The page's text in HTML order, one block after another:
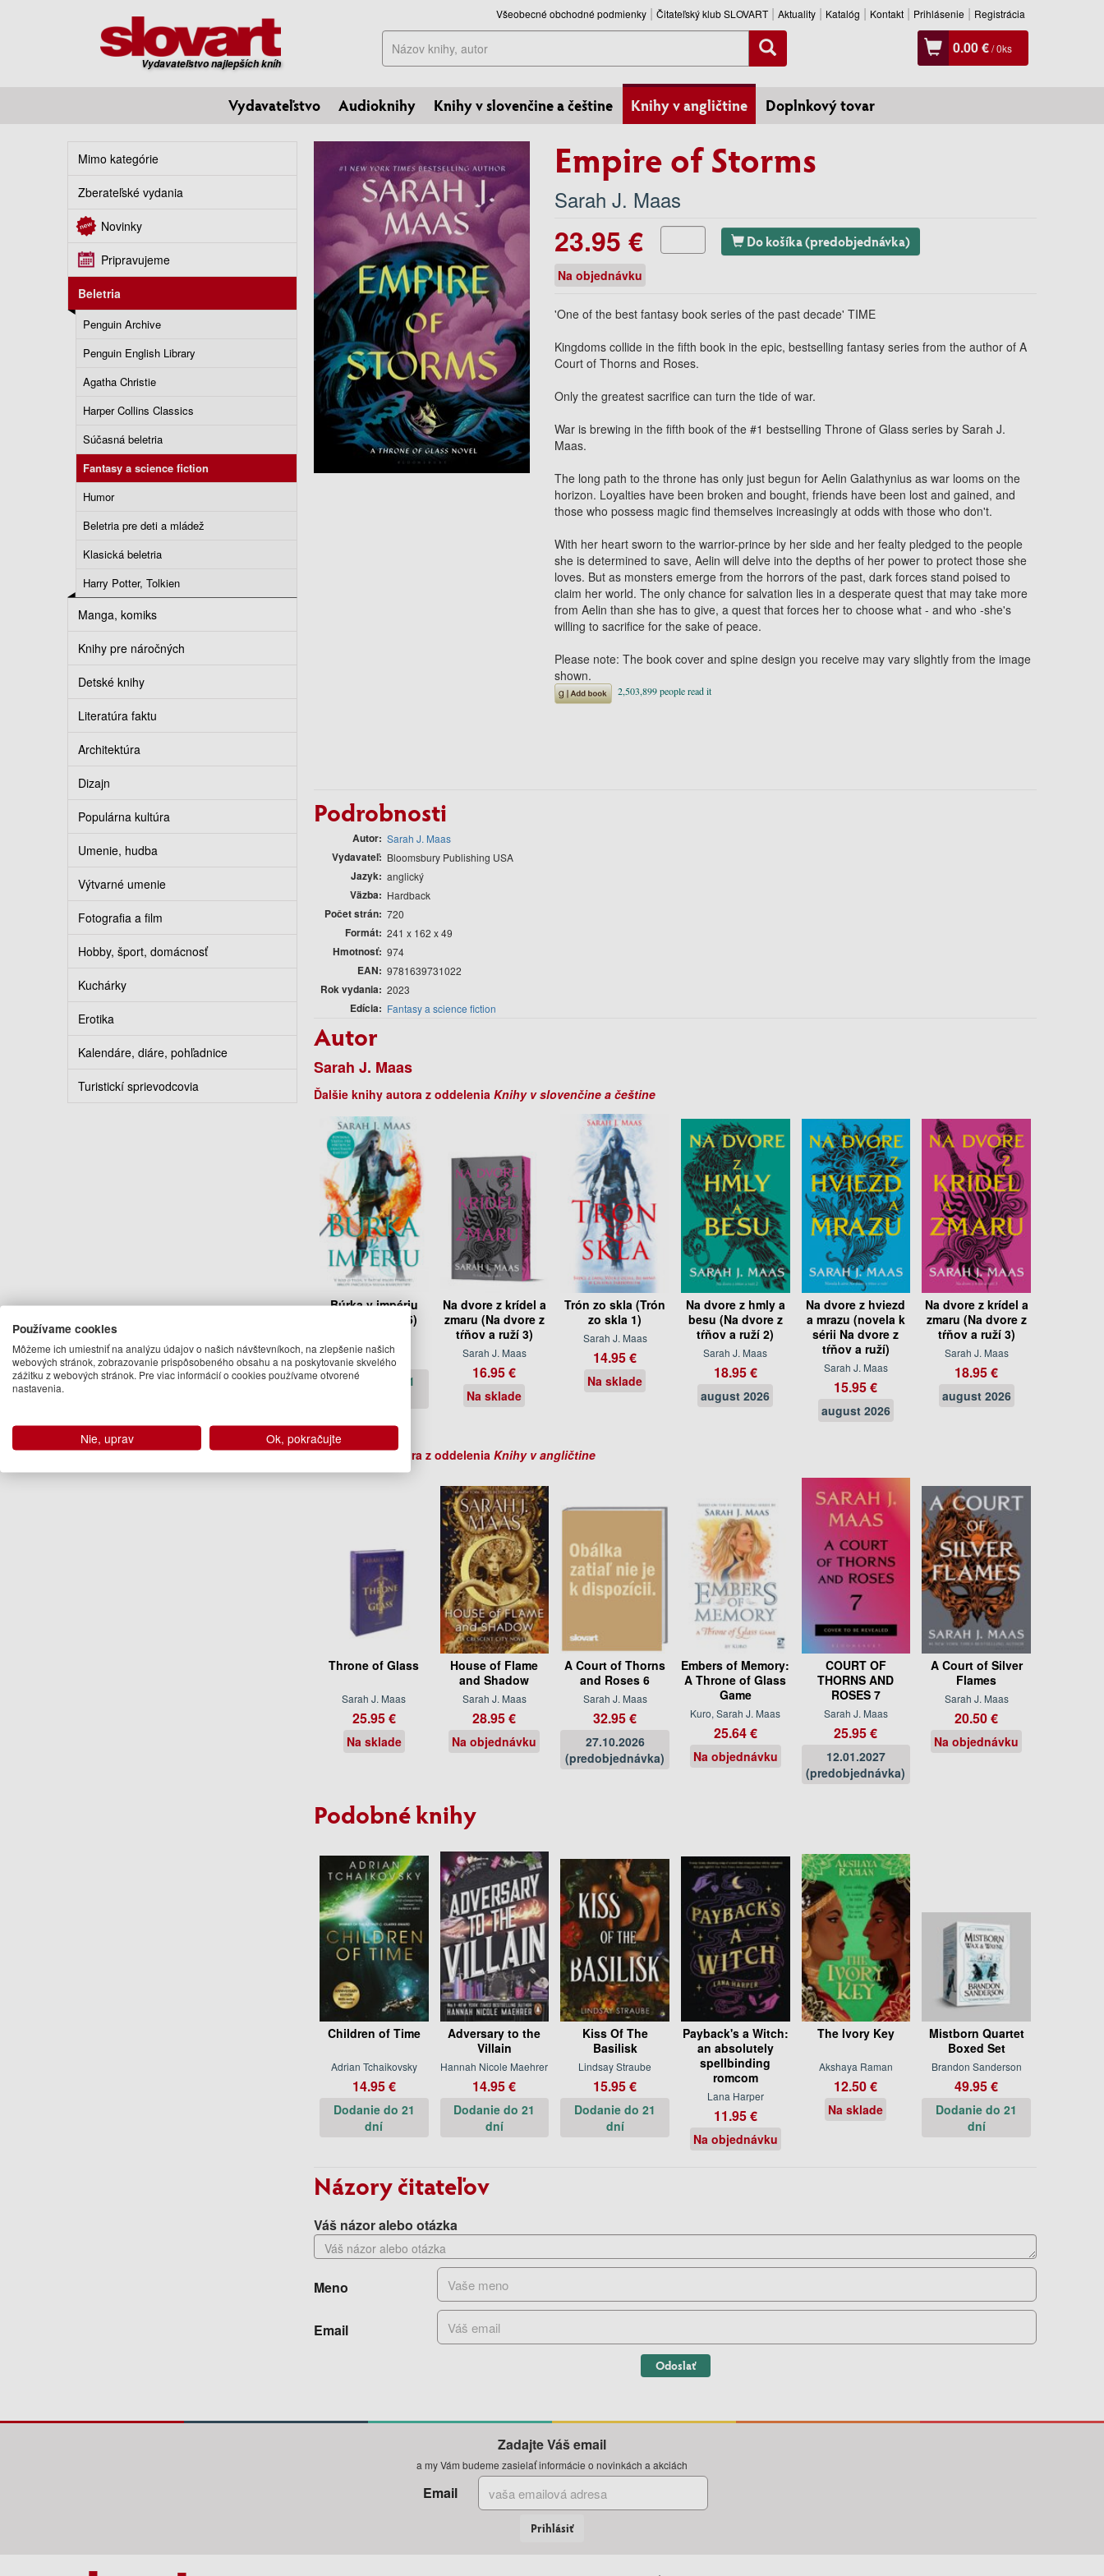
Vydavateľstvo najlepších kníh
Všeobecné obchodné podmienky Čitateľský klub SLOVART Aktuality Katalóg Kontakt Prihlásenie Registrácia
Hľadať 0.00 €/0ks
Vydavateľstvo Audioknihy Knihy v slovenčine a češtine Knihy v angličtine Doplnkový tovar
Mimo kategórie
Zberateľské vydania
Novinky
Pripravujeme
Beletria
Penguin Archive
Penguin English Library
Agatha Christie
Harper Collins Classics
Súčasná beletria
Fantasy a science fiction
Humor
Beletria pre deti a mládež
Klasická beletria
Harry Potter, Tolkien
Manga, komiks
Knihy pre náročných
Detské knihy
Literatúra faktu
Architektúra
Dizajn
Populárna kultúra
Umenie, hudba
Výtvarné umenie
Fotografia a film
Hobby, šport, domácnosť
Kuchárky
Erotika
Kalendáre, diáre, pohľadnice
Turistickí sprievodcovia
Empire of Storms
Sarah J. Maas
23.95 € Do košíka (predobjednávka)
Na objednávku
'One of the best fantasy book series of the past decade' TIME
Kingdoms collide in the fifth book in the epic, bestselling fantasy series from the author of A
Court of Thorns and Roses.
Only the greatest sacrifice can turn the tide of war.
War is brewing in the fifth book of the #1 bestselling Throne of Glass series by Sarah J.
Maas.
The long path to the throne has only just begun for Aelin Galathynius as war looms on the
horizon. Loyalties have been broken and bought, friends have been lost and gained, and
those who possess magic find themselves increasingly at odds with those who don't.
With her heart sworn to the warrior-prince by her side and her fealty pledged to the people
she is determined to save, Aelin will delve into the depths of her power to protect those she
loves. But as monsters emerge from the horrors of the past, dark forces stand poised to
claim her world. The only chance for salvation lies in a desperate quest that may take more
from Aelin than she has to give, a quest that forces her to choose what - and who -she's
willing to sacrifice for the sake of peace.
Please note: The book cover and spine design you receive may vary slightly from the image
shown.
Podrobnosti
Autor Sarah J. Maas
Vydavateľ Bloomsbury Publishing USA
Jazyk anglický
Väzba Hardback
Počet strán 720
Formát 241 x 162 x 49
Hmotnosť 974
EAN 9781639731022
Rok vydania 2023
Edícia Fantasy a science fiction
Autor
Sarah J. Maas
Ďalšie knihy autora z oddelenia Knihy v slovenčine a češtine
Búrka v impériu
(Trón zo skla 5)
16.95 €
Dodanie do 21
Na dvore z krídel a
zmaru (Na dvore z
tŕňov a ruží 3)
Sarah J. Maas
16.95 €
Na sklade
Trón zo skla (Trón
zo skla 1)
Sarah J. Maas
14.95 €
Na sklade
Na dvore z hmly a
besu (Na dvore z
tŕňov a ruží 2)
Sarah J. Maas
18.95 €
august 2026
Na dvore z hviezd
a mrazu (novela k
sérii Na dvore z
tŕňov a ruží)
Sarah J. Maas
15.95 €
august 2026
Na dvore z krídel a
zmaru (Na dvore z
tŕňov a ruží 3)
Sarah J. Maas
18.95 €
august 2026
Ďalšie knihy autora z oddelenia Knihy v angličtine
Throne of Glass
Sarah J. Maas
25.95 €
Na sklade
House of Flame
and Shadow
Sarah J. Maas
28.95 €
Na objednávku
A Court of Thorns
and Roses 6
Sarah J. Maas
32.95 €
27.10.2026
(predobjednávka)
Embers of Memory:
A Throne of Glass
Game
Kuro, Sarah J. Maas
25.64 €
Na objednávku
COURT OF
THORNS AND
ROSES 7
Sarah J. Maas
25.95 €
12.01.2027
(predobjednávka)
A Court of Silver
Flames
Sarah J. Maas
20.50 €
Na objednávku
Podobné knihy
Children of Time
Adrian Tchaikovsky
14.95 €
Dodanie do 21
dní
Adversary to the
Villain
Hannah Nicole Maehrer
14.95 €
Dodanie do 21
dní
Kiss Of The
Basilisk
Lindsay Straube
15.95 €
Dodanie do 21
dní
Payback's a Witch:
an absolutely
spellbinding
romcom
Lana Harper
11.95 €
Na objednávku
The Ivory Key
Akshaya Raman
12.50 €
Na sklade
Mistborn Quartet
Boxed Set
Brandon Sanderson
49.95 €
Dodanie do 21
dní
Názory čitateľov
Váš názor alebo otázka
Meno
Email
Odoslať
Zadajte Váš email
a my Vám budeme zasielať informácie o novinkách a akciách
Email
Prihlásiť
Používame cookies
Môžeme ich umiestniť na analýzu údajov o našich návštevníkoch, na zlepšenie našich
webových stránok, zobrazovanie prispôsobeného obsahu a na poskytovanie skvelého
zážitku z webových stránok. Pre viac informácií o cookies používame otvorené
nastavenia.
Nie, uprav Ok, pokračujte